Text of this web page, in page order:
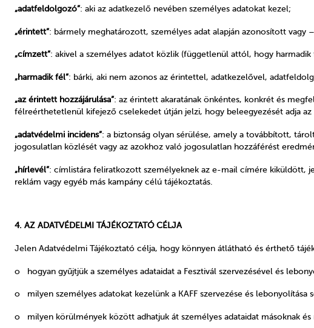
„adatfeldolgozó”: aki az adatkezelő nevében személyes adatokat kezel;
„érintett”: bármely meghatározott, személyes adat alapján azonosított
„címzett”: akivel a személyes adatot közlik (függetlenül attól, hogy harmadik
„harmadik fél”: bárki, aki nem azonos az érintettel, adatkezelővel,
„az érintett hozzájárulása”: az érintett akaratának önkéntes, konkrét és
félreérthetetlenül kifejező cselekedet útján jelzi, hogy beleegyezését adja
„adatvédelmi incidens”: a biztonság olyan sérülése, amely a továbbított,
jogosulatlan közlését vagy az azokhoz való jogosulatlan hozzáférést
„hírlevél”: címlistára feliratkozott személyeknek az e-mail címére kiküldött,
reklám vagy egyéb más kampány célú tájékoztatás.
4. AZ ADATVÉDELMI TÁJÉKOZTATÓ CÉLJA
Jelen Adatvédelmi Tájékoztató célja, hogy könnyen átlátható és érthető
o hogyan gyűjtjük a személyes adataidat a Fesztivál szervezésével és
o milyen személyes adatokat kezelünk a KAFF szervezése és lebonyolítása
o milyen körülmények között adhatjuk át személyes adataidat másoknak és